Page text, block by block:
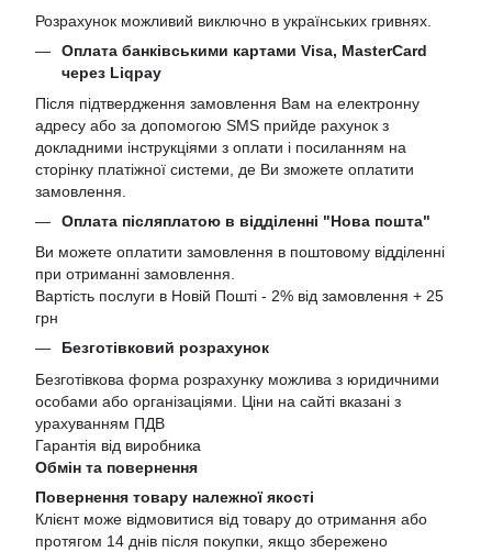
Розрахунок можливий виключно в українських гривнях.
Оплата банківськими картами Visa, MasterCard
через Liqpay
Після підтвердження замовлення Вам на електронну
адресу або за допомогою SMS прийде рахунок з
докладними інструкціями з оплати і посиланням на
сторінку платіжної системи, де Ви зможете оплатити
замовлення.
Оплата післяплатою в відділенні "Нова пошта"
Ви можете оплатити замовлення в поштовому відділенні
при отриманні замовлення.
Вартість послуги в Новій Пошті - 2% від замовлення + 25
грн
Безготівковий розрахунок
Безготівкова форма розрахунку можлива з юридичними
особами або організаціями. Ціни на сайті вказані з
урахуванням ПДВ
Гарантія від виробника
Обмін та повернення
Повернення товару належної якості
Клієнт може відмовитися від товару до отримання або
протягом 14 днів після покупки, якщо збережено